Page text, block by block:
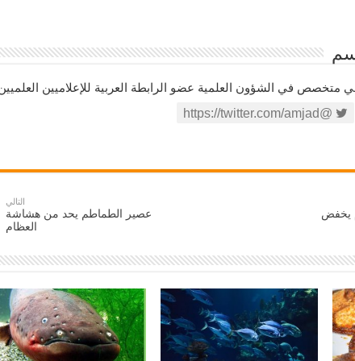
متخصص في الشؤون العلمية عضو الرابطة العربية للإعلاميين
@https://twitter.com/amjad
يخفض
التالي
عصير الطماطم يحد من هشاشة
العظام